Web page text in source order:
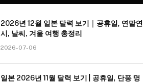
2026년 12월 일본 달력 보기｜공휴일, 연말연
시, 날씨, 겨울 여행 총정리
2026-07-06
일본 2026년 11월 달력 보기 | 공휴일, 단풍 명